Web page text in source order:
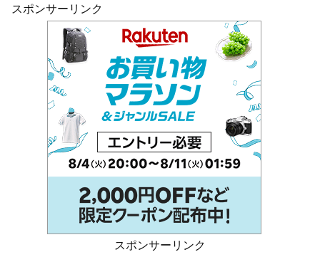
スポンサーリンク
スポンサーリンク